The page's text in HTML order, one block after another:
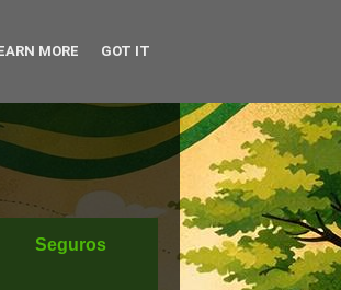
Seguros
MORE GOT IT